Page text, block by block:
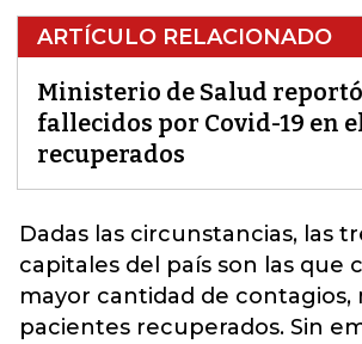
ARTÍCULO RELACIONADO
Ministerio de Salud reportó
fallecidos por Covid-19 en
recuperados
Dadas las circunstancias, las
capitales del país son las que
mayor cantidad de contagios,
pacientes recuperados. Sin